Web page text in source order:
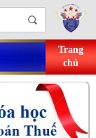
Trang
chủ